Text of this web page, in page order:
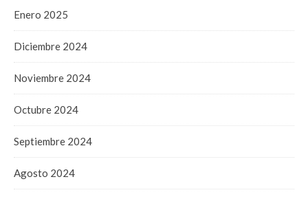
Enero 2025
Diciembre 2024
Noviembre 2024
Octubre 2024
Septiembre 2024
Agosto 2024